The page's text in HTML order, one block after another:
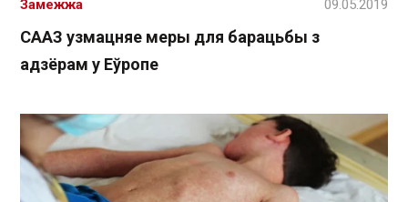
СААЗ узмацняе меры для барацьбы з
адзёрам у Еўропе
Замежжа 09.05.2019